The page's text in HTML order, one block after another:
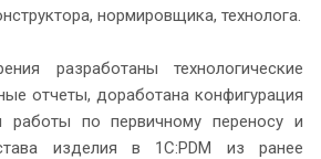
нормировщика, технолога.
разработаны технологические
отчеты, доработана конфигурация
по первичному переносу и
изделия в 1С:PDM из ранее